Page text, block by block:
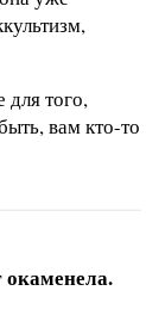
для того,
вам кто-то
окаменела.